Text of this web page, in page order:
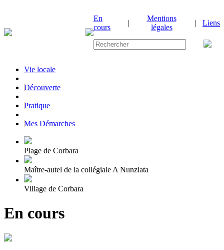
En
cours
|
Mentions
légales
| Liens
Vie locale
|Découverte
|Pratique
|Mes Démarches
Plage de Corbara
Maître-autel de la collégiale A Nunziata
Village de Corbara
En cours